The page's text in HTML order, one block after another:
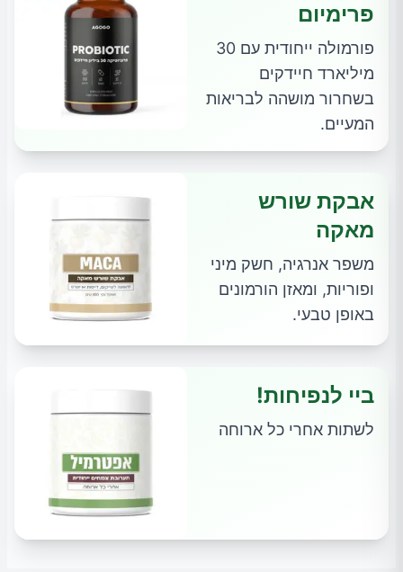
פרימיום
פורמולה ייחודית עם 30
מיליארד חיידקים
בשחרור מושהה לבריאות
המעיים.
אבקת שורש
מאקה
משפר אנרגיה, חשק מיני
ופוריות, ומאזן הורמונים
באופן טבעי.
ביי לנפיחות!
לשתות אחרי כל ארוחה